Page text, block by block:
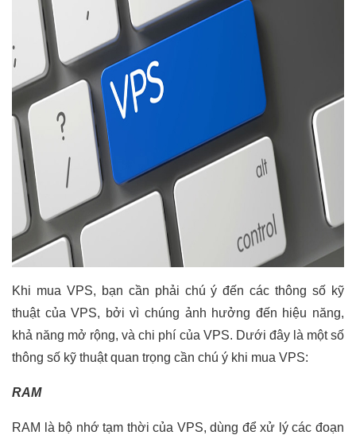
Khi mua VPS, bạn cần phải chú ý đến các thông số kỹ
thuật của VPS, bởi vì chúng ảnh hưởng đến hiệu năng,
khả năng mở rộng, và chi phí của VPS. Dưới đây là một số
thông số kỹ thuật quan trọng cần chú ý khi mua VPS:
RAM
RAM là bộ nhớ tạm thời của VPS, dùng để xử lý các đoạn